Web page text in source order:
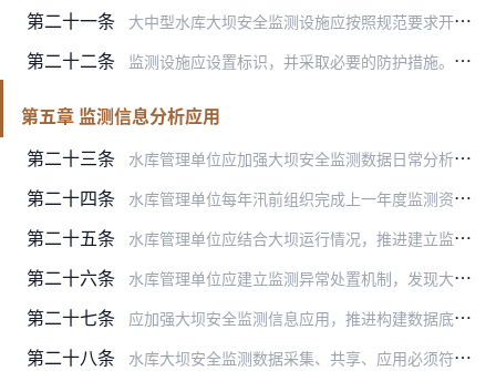
第二十一条 大中型水库大坝安全监测设施应按照规范要求开展鉴定。遭遇有感地震、暴雨洪水、工程险情或事故等影响监测设施运行情形时，应及时组织鉴定。
第二十二条 监测设施应设置标识，并采取必要的防护措施。水库改扩建、除险加固和维修养护期间，应落实监测设施保护措施。任何单位或个人不得破坏监测设施。
第五章 监测信息分析应用
第二十三条
水库管理单位应加强大坝安全监测数据日常分析应用，积极推进监测数据汇集处理和信息共享。
第二十四条 水库管理单位每年汛前组织完成上一年度监测资料整编分析工作。
第二十五条 水库管理单位应结合大坝运行情况，推进建立监控指标，强化提醒预警。
第二十六条 水库管理单位应建立监测异常处置机制，发现大坝监测数据异常时，立即查明原因，发现险情或安全隐患及时采取措施，并按要求上报。
第二十七条 应加强大坝安全监测信息应用，推进构建数据底板、建立预警模型，强化共建共享，为数字孪生水利建设提供支撑。
第二十八条 水库大坝安全监测数据采集、共享、应用必须符合国家网络信息安全要求，保障信息安全。